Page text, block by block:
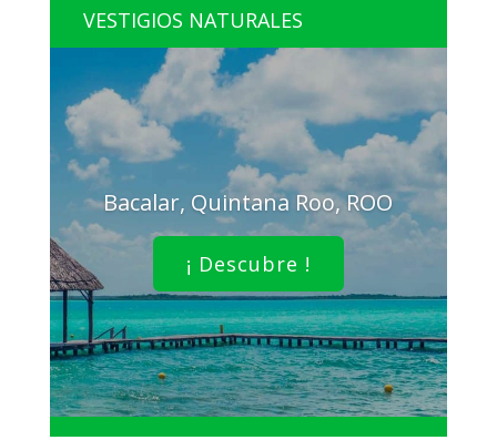
VESTIGIOS NATURALES
Bacalar, Quintana Roo, ROO
¡ Descubre !